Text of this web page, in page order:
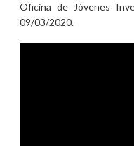
Oficina de Jóvenes
09/03/2020.